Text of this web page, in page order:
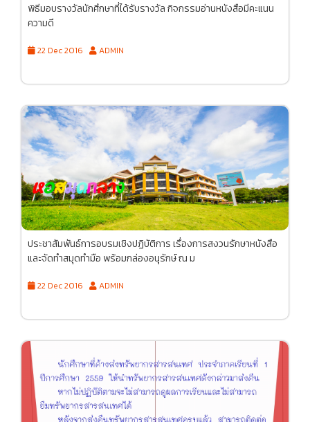
พิธีมอบรางวัลนักศึกษาที่ได้รับรางวัล กิจกรรมอ่านหนังสือมีคะแนน
ความดี
22 Dec 2016 ADMIN
ประชาสัมพันธ์การอบรมเชิงปฏิบัติการ เรื่องการสงวนรักษาหนังสือ
และจัดทำสมุดทำมือ พร้อมกล่องอนุรักษ์ ณ ม
22 Dec 2016 ADMIN